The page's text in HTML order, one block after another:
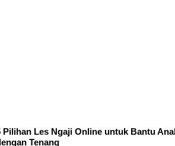
Pilihan Les Ngaji Online untuk Bantu
Tenang